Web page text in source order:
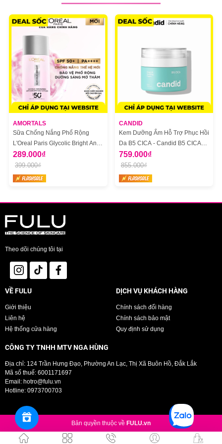
- Nơi khô ráo, thoáng mát, tránh ánh nắng trực tiếp.
- Vệ sinh bông phấn định kỳ.
AMORTALS
Sữa Chống Nắng Phổ Rộng
L'Oreal Paris Glycolic Bright Anti
Dark Spot Mờ Thâm Nám 50ml
289.000₫
399.000₫
CANDID
Kem Dưỡng Ẩm Hỗ Trợ Phục Hồi
Da B5 CICA - Candid B5 CICA
Repair & Soothing Cream
759.000₫
855.000₫
Theo dõi chúng tôi tại
VỀ FULU
Giới thiệu
Liên hệ
Hệ thống cửa hàng
DỊCH VỤ KHÁCH HÀNG
Chính sách đổi hàng
Chính sách bảo mật
Quy định sử dụng
CÔNG TY TNHH MTV NGA HÙNG
Địa chỉ: 124 Trần Hưng Đạo, Phường An Lạc, Thị Xã Buôn Hồ, Đắk Lắk
Mã số thuế: 6001171697
Email: hotro@fulu.vn
Hotline: 0973700703
Bản quyền thuộc về FULU.vn